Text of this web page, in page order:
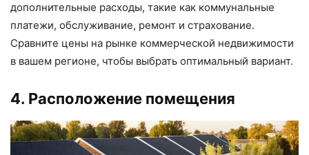
дополнительные расходы, такие как коммунальные
платежи, обслуживание, ремонт и страхование.
Сравните цены на рынке коммерческой недвижимости
в вашем регионе, чтобы выбрать оптимальный вариант.
4. Расположение помещения